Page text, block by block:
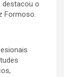
destacou o
Formoso.